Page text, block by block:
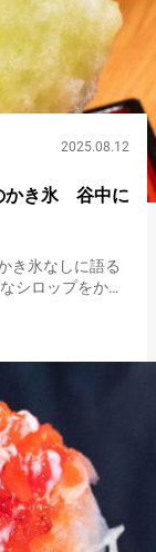
2025.08.12
かき氷 谷中に
き氷なしに語る
シロップをかけ
その歴史は古